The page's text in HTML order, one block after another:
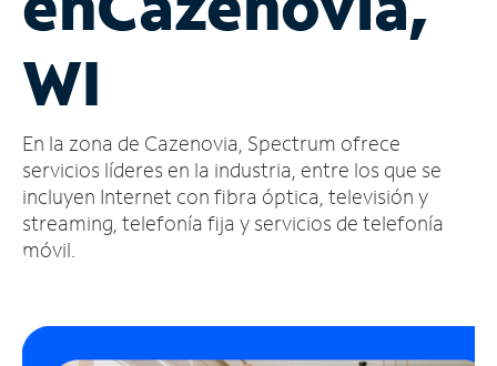
cuenta
Encuentra
tienda
WI
En la zona de Cazenovia, Spectrum ofrece
servicios líderes en la industria, entre los que se
incluyen Internet con fibra óptica, televisión y
streaming, telefonía fija y servicios de telefonía
móvil.